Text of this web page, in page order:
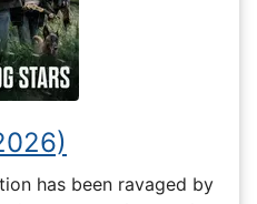
has been ravaged by